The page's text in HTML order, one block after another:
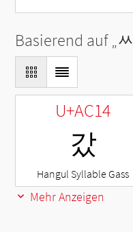
Basierend auf „ᆻ
U+AC14
갔
Hangul Syllable Gass
Mehr Anzeigen